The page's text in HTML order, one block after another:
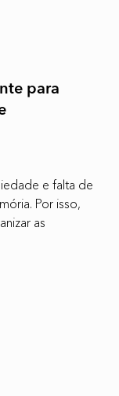
para
e falta de
Por isso,
as